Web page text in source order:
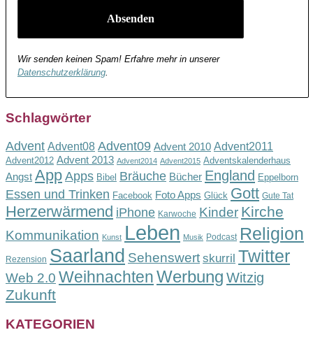
Wir senden keinen Spam! Erfahre mehr in unserer
Datenschutzerklärung
Schlagwörter
Advent Advent08 Advent09 Advent 2010 Advent2011
Advent2012 Advent 2013 Advent2014 Advent2015 Adventskalenderhaus
Angst App Apps Bibel Bräuche Bücher England Eppelborn
Essen und Trinken Facebook Foto Apps Glück Gott Gute Tat
Herzerwärmend iPhone Karwoche Kinder Kirche
Kommunikation Kunst Leben Musik Podcast Religion
Rezension Saarland Sehenswert skurril Twitter
Web 2.0 WeihnachtenWerbung Witzig
Zukunft
KATEGORIEN